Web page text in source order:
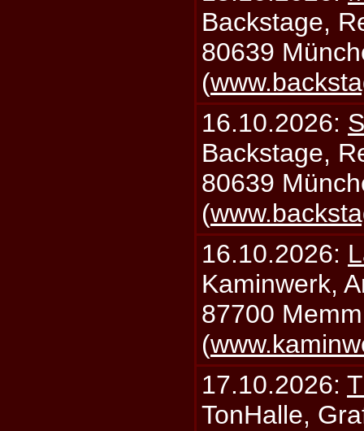
Backstage,
80639
(
16.10.2026:
Backstage,
80639
(
16.10.2026:
Kaminwerk,
87700
(
17.10.2026:
TonHalle,